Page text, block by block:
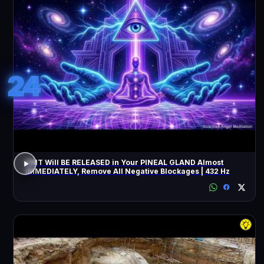
24
DMT Will BE RELEASED in Your PINEAL GLAND Almost
IMMEDIATELY, Remove All Negative Blockages | 432 Hz